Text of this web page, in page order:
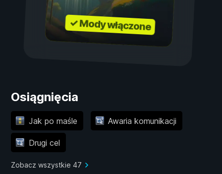
✓ Mody włączone
Osiągnięcia
Jak po maśle Awaria komunikacji
Drugi cel
Zobacz wszystkie 47